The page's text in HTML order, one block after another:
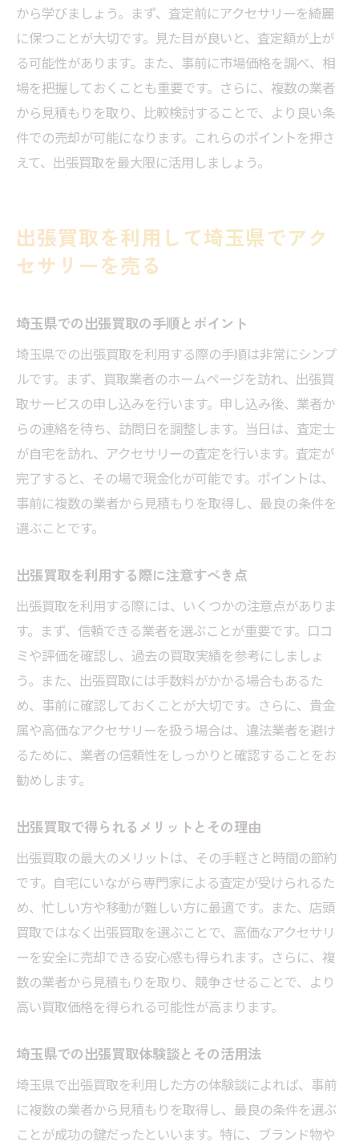
から学びましょう。まず、査定前にアクセサリーを綺麗
に保つことが大切です。見た目が良いと、査定額が上が
る可能性があります。また、事前に市場価格を調べ、相
場を把握しておくことも重要です。さらに、複数の業者
から見積もりを取り、比較検討することで、より良い条
件での売却が可能になります。これらのポイントを押さ
えて、出張買取を最大限に活用しましょう。
出張買取を利用して埼玉県でアク
セサリーを売る
埼玉県での出張買取の手順とポイント
埼玉県での出張買取を利用する際の手順は非常にシンプ
ルです。まず、買取業者のホームページを訪れ、出張買
取サービスの申し込みを行います。申し込み後、業者か
らの連絡を待ち、訪問日を調整します。当日は、査定士
が自宅を訪れ、アクセサリーの査定を行います。査定が
完了すると、その場で現金化が可能です。ポイントは、
事前に複数の業者から見積もりを取得し、最良の条件を
選ぶことです。
出張買取を利用する際に注意すべき点
出張買取を利用する際には、いくつかの注意点がありま
す。まず、信頼できる業者を選ぶことが重要です。口コ
ミや評価を確認し、過去の買取実績を参考にしましょ
う。また、出張買取には手数料がかかる場合もあるた
め、事前に確認しておくことが大切です。さらに、貴金
属や高価なアクセサリーを扱う場合は、違法業者を避け
るために、業者の信頼性をしっかりと確認することをお
勧めします。
出張買取で得られるメリットとその理由
出張買取の最大のメリットは、その手軽さと時間の節約
です。自宅にいながら専門家による査定が受けられるた
め、忙しい方や移動が難しい方に最適です。また、店頭
買取ではなく出張買取を選ぶことで、高価なアクセサリ
ーを安全に売却できる安心感も得られます。さらに、複
数の業者から見積もりを取り、競争させることで、より
高い買取価格を得られる可能性が高まります。
埼玉県での出張買取体験談とその活用法
埼玉県で出張買取を利用した方の体験談によれば、事前
に複数の業者から見積もりを取得し、最良の条件を選ぶ
ことが成功の鍵だったといいます。特に、ブランド物や